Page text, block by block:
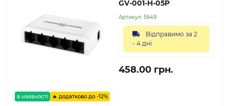
в наявності 🔥 додатково до -12%
GV-001-H-05P
Артикул: 5649
Відправимо за 2
- 4 дні
458.00 грн.